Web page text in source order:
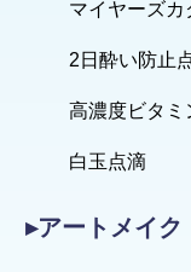
マイヤーズカ
2日酔い防止
高濃度ビタミ
白玉点滴
▸アートメイク